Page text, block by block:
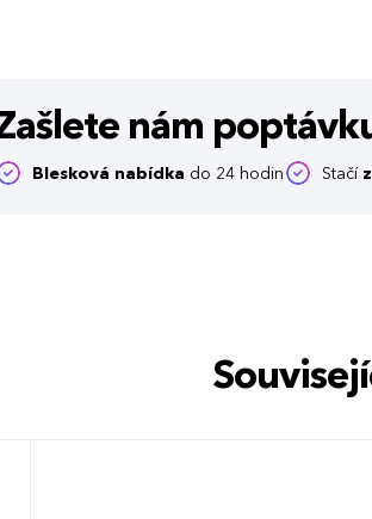
nám
Blesková nabídka do 24 hodin Stačí